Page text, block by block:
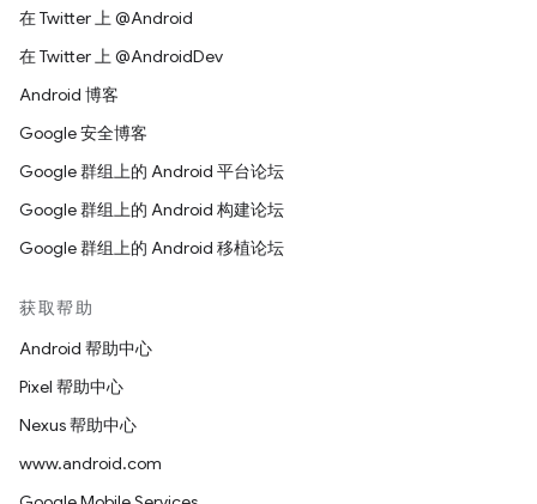
在 Twitter 上 @Android
在 Twitter 上 @AndroidDev
Android 博客
Google 安全博客
Google 群组上的 Android 平台论坛
Google 群组上的 Android 构建论坛
Google 群组上的 Android 移植论坛
获取帮助
Android 帮助中心
Pixel 帮助中心
Nexus 帮助中心
www.android.com